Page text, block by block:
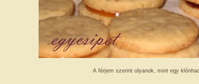
A férjem szerint olyanok, mint egy